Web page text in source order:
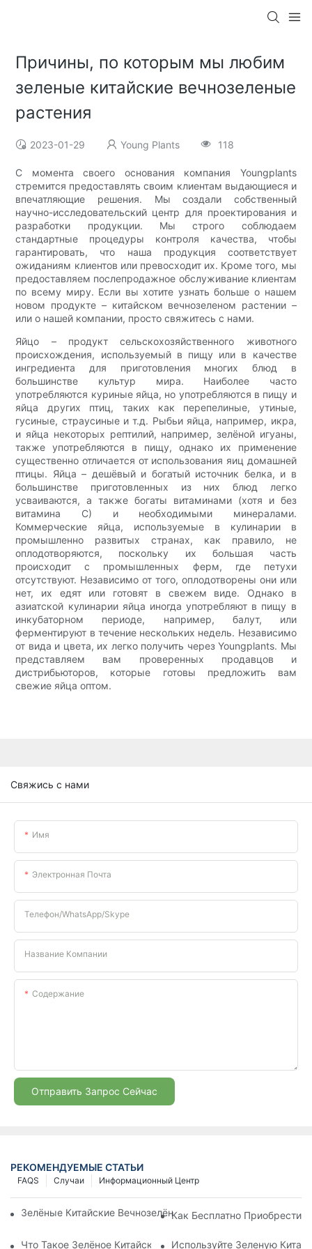
Причины, по которым мы любим
зеленые китайские вечнозеленые
растения
2023-01-29 Young Plants 118
С момента своего основания компания Youngplants
стремится предоставлять своим клиентам выдающиеся и
впечатляющие решения. Мы создали собственный
научно-исследовательский центр для проектирования и
разработки продукции. Мы строго соблюдаем
стандартные процедуры контроля качества, чтобы
гарантировать, что наша продукция соответствует
ожиданиям клиентов или превосходит их. Кроме того, мы
предоставляем послепродажное обслуживание клиентам
по всему миру. Если вы хотите узнать больше о нашем
новом продукте – китайском вечнозеленом растении –
или о нашей компании, просто свяжитесь с нами.
Яйцо – продукт сельскохозяйственного животного
происхождения, используемый в пищу или в качестве
ингредиента для приготовления многих блюд в
большинстве культур мира. Наиболее часто
употребляются куриные яйца, но употребляются в пищу и
яйца других птиц, таких как перепелиные, утиные,
гусиные, страусиные и т.д. Рыбьи яйца, например, икра,
и яйца некоторых рептилий, например, зелёной игуаны,
также употребляются в пищу, однако их применение
существенно отличается от использования яиц домашней
птицы. Яйца – дешёвый и богатый источник белка, и в
большинстве приготовленных из них блюд легко
усваиваются, а также богаты витаминами (хотя и без
витамина С) и необходимыми минералами.
Коммерческие яйца, используемые в кулинарии в
промышленно развитых странах, как правило, не
оплодотворяются, поскольку их большая часть
происходит с промышленных ферм, где петухи
отсутствуют. Независимо от того, оплодотворены они или
нет, их едят или готовят в свежем виде. Однако в
азиатской кулинарии яйца иногда употребляют в пищу в
инкубаторном периоде, например, балут, или
ферментируют в течение нескольких недель. Независимо
от вида и цвета, их легко получить через Youngplants. Мы
представляем вам проверенных продавцов и
дистрибьюторов, которые готовы предложить вам
свежие яйца оптом.
Свяжись с нами
Имя
Электронная Почта
Телефон/WhatsApp/Skype
Название Компании
Содержание
Отправить Запрос Сейчас
РЕКОМЕНДУЕМЫЕ СТАТЬИ
Информационный Центр
Случаи
FAQS
Зелёные Китайские Вечнозелёные Растения | Молодые
Как Бесплатно Приобрести
Что Такое Зелёное Китайское Вечнозелёное Растение? |
Используйте Зеленую